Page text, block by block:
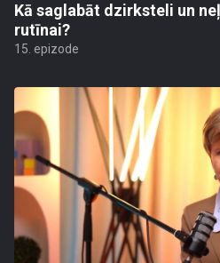
Kā saglabāt dzirksteli un
rutīnai?
15. epizode